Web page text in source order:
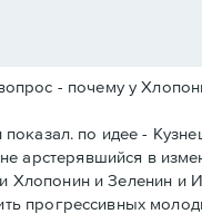
- почему у
по идее -
арстерявшийся в
и Хлопонин и Зеленин и
прогрессивных